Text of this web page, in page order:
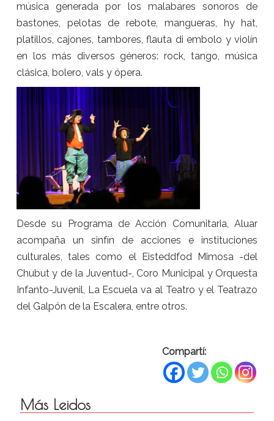
música generada por los malabares sonoros de
bastones, pelotas de rebote, mangueras, hy hat,
platillos, cajones, tambores, flauta di embolo y violín
en los más diversos géneros: rock, tango, música
clásica, bolero, vals y ópera.
Desde su Programa de Acción Comunitaria, Aluar
acompaña un sinfín de acciones e instituciones
culturales, tales como el Eisteddfod Mimosa -del
Chubut y de la Juventud-, Coro Municipal y Orquesta
Infanto-Juvenil, La Escuela va al Teatro y el Teatrazo
del Galpón de la Escalera, entre otros.
Compartí:
Más Leidos